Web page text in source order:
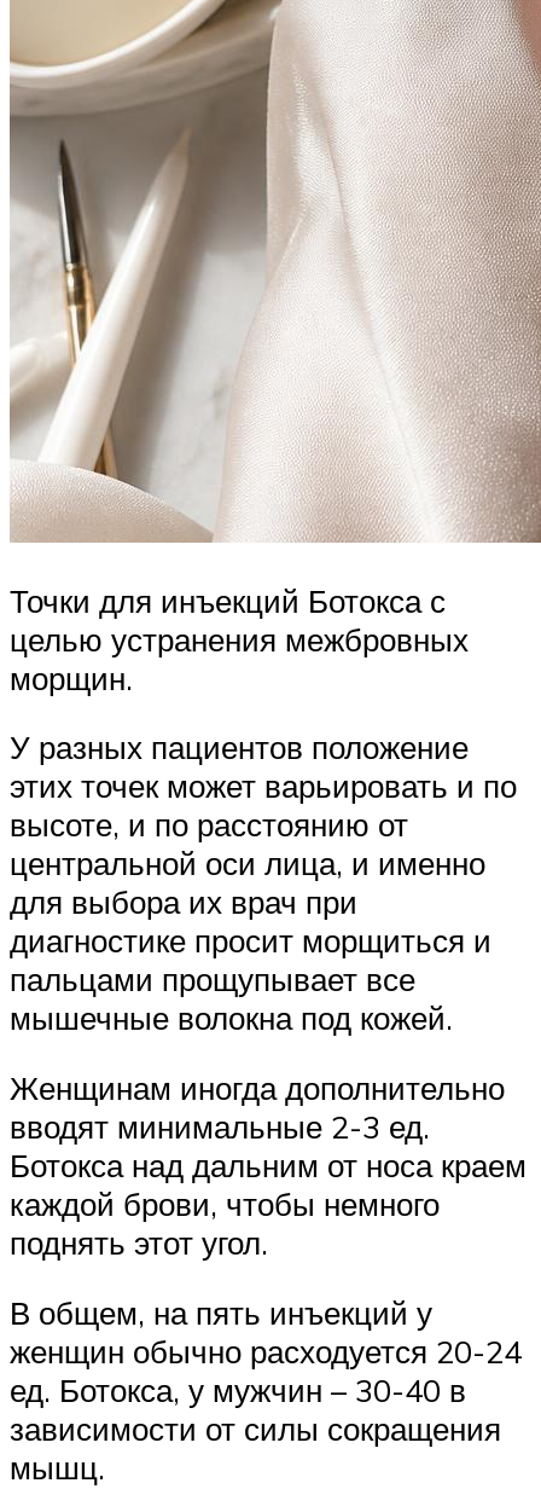
Точки для инъекций Ботокса с
целью устранения межбровных
морщин.
У разных пациентов положение
этих точек может варьировать и по
высоте, и по расстоянию от
центральной оси лица, и именно
для выбора их врач при
диагностике просит морщиться и
пальцами прощупывает все
мышечные волокна под кожей.
Женщинам иногда дополнительно
вводят минимальные 2-3 ед.
Ботокса над дальним от носа краем
каждой брови, чтобы немного
поднять этот угол.
В общем, на пять инъекций у
женщин обычно расходуется 20-24
ед. Ботокса, у мужчин – 30-40 в
зависимости от силы сокращения
мышц.